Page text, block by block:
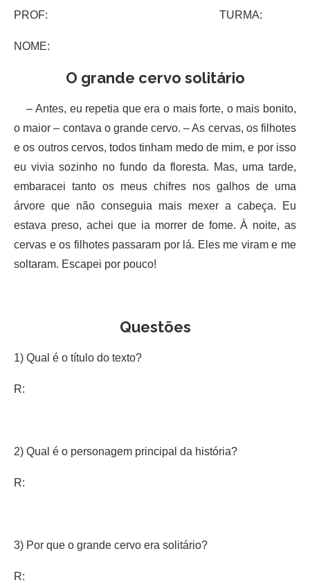
PROF: TURMA:
NOME:
O grande cervo solitário
– Antes, eu repetia que era o mais forte, o mais bonito,
o maior – contava o grande cervo. – As cervas, os filhotes
e os outros cervos, todos tinham medo de mim, e por isso
eu vivia sozinho no fundo da floresta. Mas, uma tarde,
embaracei tanto os meus chifres nos galhos de uma
árvore que não conseguia mais mexer a cabeça. Eu
estava preso, achei que ia morrer de fome. À noite, as
cervas e os filhotes passaram por lá. Eles me viram e me
soltaram. Escapei por pouco!
Questões
1) Qual é o título do texto?
R:
2) Qual é o personagem principal da história?
R:
3) Por que o grande cervo era solitário?
R: